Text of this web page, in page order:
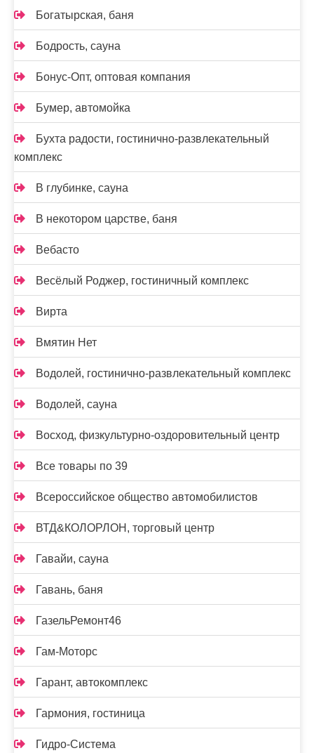
Богатырская, баня
Бодрость, сауна
Бонус-Опт, оптовая компания
Бумер, автомойка
Бухта радости, гостинично-развлекательный
комплекс
В глубинке, сауна
В некотором царстве, баня
Вебасто
Весёлый Роджер, гостиничный комплекс
Вирта
Вмятин Нет
Водолей, гостинично-развлекательный комплекс
Водолей, сауна
Восход, физкультурно-оздоровительный центр
Все товары по 39
Всероссийское общество автомобилистов
ВТД&КОЛОРЛОН, торговый центр
Гавайи, сауна
Гавань, баня
ГазельРемонт46
Гам-Моторс
Гарант, автокомплекс
Гармония, гостиница
Гидро-Система